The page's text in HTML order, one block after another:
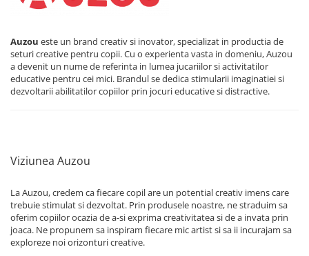
Auzou este un brand creativ si inovator, specializat in productia de
seturi creative pentru copii. Cu o experienta vasta in domeniu, Auzou
a devenit un nume de referinta in lumea jucariilor si activitatilor
educative pentru cei mici. Brandul se dedica stimularii imaginatiei si
dezvoltarii abilitatilor copiilor prin jocuri educative si distractive.
Viziunea Auzou
La Auzou, credem ca fiecare copil are un potential creativ imens care
trebuie stimulat si dezvoltat. Prin produsele noastre, ne straduim sa
oferim copiilor ocazia de a-si exprima creativitatea si de a invata prin
joaca. Ne propunem sa inspiram fiecare mic artist si sa ii incurajam sa
exploreze noi orizonturi creative.